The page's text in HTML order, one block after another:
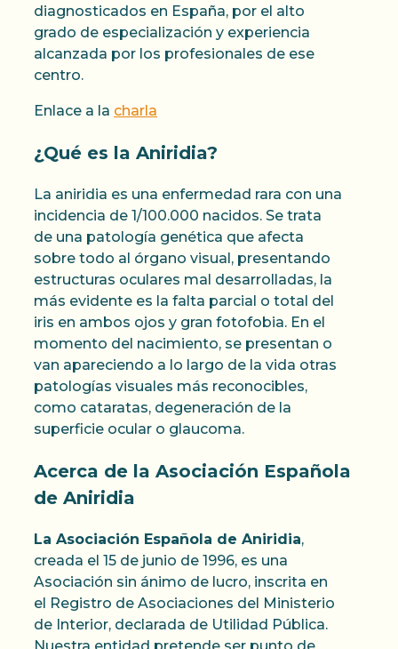
diagnosticados en España, por el alto
grado de especialización y experiencia
alcanzada por los profesionales de ese
centro.
Enlace a la charla
¿Qué es la Aniridia?
La aniridia es una enfermedad rara con una
incidencia de 1/100.000 nacidos. Se trata
de una patología genética que afecta
sobre todo al órgano visual, presentando
estructuras oculares mal desarrolladas, la
más evidente es la falta parcial o total del
iris en ambos ojos y gran fotofobia. En el
momento del nacimiento, se presentan o
van apareciendo a lo largo de la vida otras
patologías visuales más reconocibles,
como cataratas, degeneración de la
superficie ocular o glaucoma.
Acerca de la Asociación Española
de Aniridia
La Asociación Española de Aniridia,
creada el 15 de junio de 1996, es una
Asociación sin ánimo de lucro, inscrita en
el Registro de Asociaciones del Ministerio
de Interior, declarada de Utilidad Pública.